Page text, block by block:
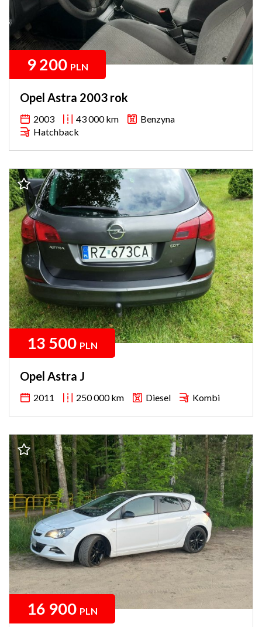
9 200 PLN
Opel Astra 2003 rok
2003 43 000 km
Benzyna
Hatchback
13 500 PLN
Opel Astra J
2011 250 000 km Diesel Kombi
16 900 PLN